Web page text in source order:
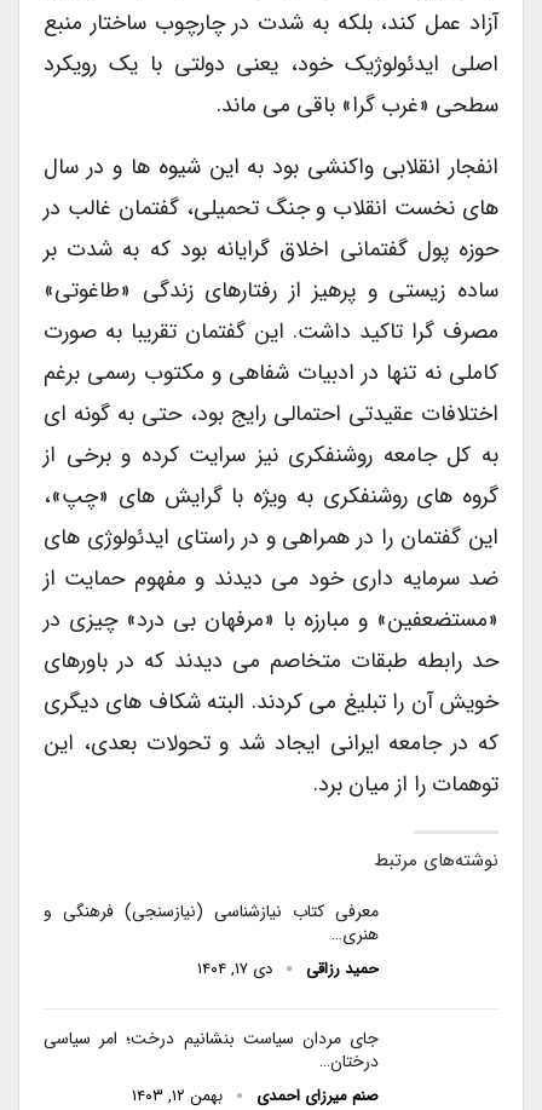
آزاد عمل کند، بلکه به شدت در چارچوب ساختار منبع
اصلی ایدئولوژیک خود، یعنی دولتی با یک رویکرد
سطحی «غرب گرا» باقی می ماند.
انفجار انقلابی واکنشی بود به این شیوه ها و در سال
های نخست انقلاب و جنگ تحمیلی، گفتمان غالب در
حوزه پول گفتمانی اخلاق گرایانه بود که به شدت بر
ساده زیستی و پرهیز از رفتارهای زندگی «طاغوتی»
مصرف گرا تاکید داشت. این گفتمان تقریبا به صورت
کاملی نه تنها در ادبیات شفاهی و مکتوب رسمی برغم
اختلافات عقیدتی احتمالی رایج بود، حتی به گونه ای
به کل جامعه روشنفکری نیز سرایت کرده و برخی از
گروه های روشنفکری به ویژه با گرایش های «چپ»،
این گفتمان را در همراهی و در راستای ایدئولوژی های
ضد سرمایه داری خود می دیدند و مفهوم حمایت از
«مستضعفین» و مبارزه با «مرفهان بی درد» چیزی در
حد رابطه طبقات متخاصم می دیدند که در باورهای
خویش آن را تبلیغ می کردند. البته شکاف های دیگری
که در جامعه ایرانی ایجاد شد و تحولات بعدی، این
توهمات را از میان برد.
نوشته‌های مرتبط
معرفی کتاب نیازشناسی (نیازسنجی) فرهنگی و
هنری…
حمید رزاقی دی ۱۷, ۱۴۰۴
جای مردان سیاست بنشانیم درخت؛ امر سیاسی
درختان…
صنم میرزای احمدی بهمن ۱۲, ۱۴۰۳